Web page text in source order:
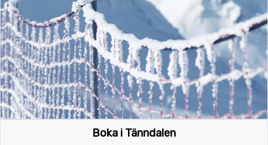
Boka i Tänndalen